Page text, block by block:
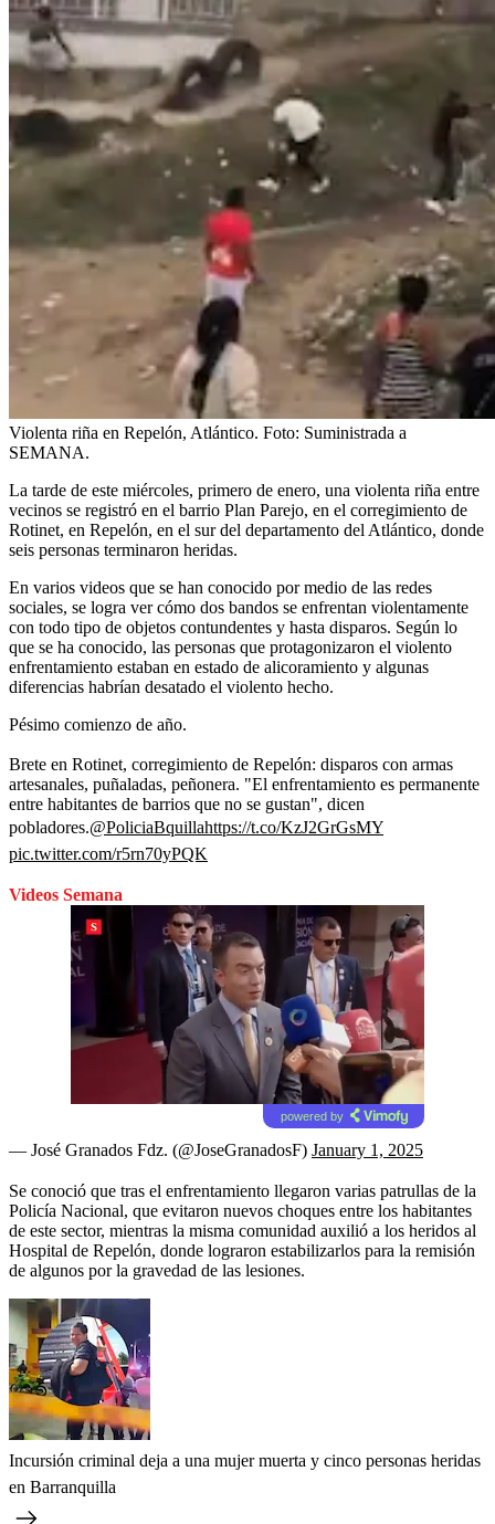
Violenta riña en Repelón, Atlántico. Foto: Suministrada a
SEMANA.
La tarde de este miércoles, primero de enero, una violenta riña entre
vecinos se registró en el barrio Plan Parejo, en el corregimiento de
Rotinet, en Repelón, en el sur del departamento del Atlántico, donde
seis personas terminaron heridas.
En varios videos que se han conocido por medio de las redes
sociales, se logra ver cómo dos bandos se enfrentan violentamente
con todo tipo de objetos contundentes y hasta disparos. Según lo
que se ha conocido, las personas que protagonizaron el violento
enfrentamiento estaban en estado de alicoramiento y algunas
diferencias habrían desatado el violento hecho.
Pésimo comienzo de año.
Brete en Rotinet, corregimiento de Repelón: disparos con armas
artesanales, puñaladas, peñonera. "El enfrentamiento es permanente
entre habitantes de barrios que no se gustan", dicen
pobladores.@PoliciaBquillahttps://t.co/KzJ2GrGsMY
pic.twitter.com/r5rn70yPQK
Videos Semana
powered by
— José Granados Fdz. (@JoseGranadosF) January 1, 2025
Se conoció que tras el enfrentamiento llegaron varias patrullas de la
Policía Nacional, que evitaron nuevos choques entre los habitantes
de este sector, mientras la misma comunidad auxilió a los heridos al
Hospital de Repelón, donde lograron estabilizarlos para la remisión
de algunos por la gravedad de las lesiones.
Incursión criminal deja a una mujer muerta y cinco personas heridas
en Barranquilla